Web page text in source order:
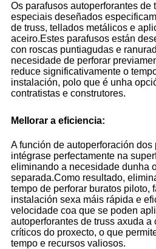
Os parafusos autoperforantes de
especiais deseñados
de truss, tellados metálicos e
aceiro.Estes parafusos están
con roscas puntiagudas e
necesidade de perforar
reduce significativamente o
instalación, polo que é unha
contratistas e construtores.
Mellorar a eficiencia:
A función de autoperforación dos
intégrase perfectamente na
eliminando a necesidade dunha
separada.Como resultado,
tempo de perforar buratos piloto,
instalación sexa máis rápida e
velocidade coa que se poden
autoperforantes de truss axuda a
críticos do proxecto, o que
tempo e recursos valiosos.